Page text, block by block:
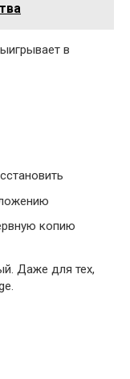
в
копию
Даже для тех,